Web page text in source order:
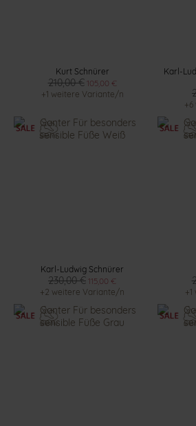
Kurt Schnürer
210,00 € 105,00 €
+1 weitere Variante/n
Karl-
Karl-Ludwig Schnürer
230,00 € 115,00 €
+2 weitere Variante/n